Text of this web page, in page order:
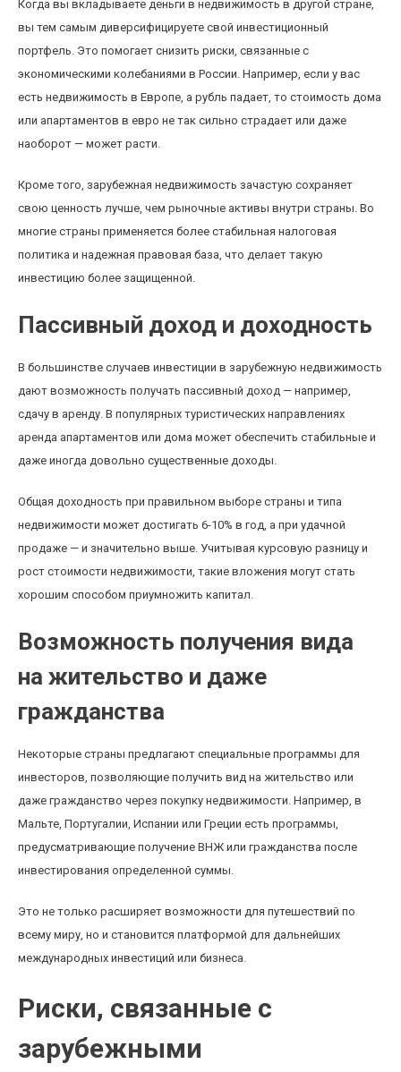
Когда вы вкладываете деньги в недвижимость в другой стране,
вы тем самым диверсифицируете свой инвестиционный
портфель. Это помогает снизить риски, связанные с
экономическими колебаниями в России. Например, если у вас
есть недвижимость в Европе, а рубль падает, то стоимость дома
или апартаментов в евро не так сильно страдает или даже
наоборот — может расти.
Кроме того, зарубежная недвижимость зачастую сохраняет
свою ценность лучше, чем рыночные активы внутри страны. Во
многие страны применяется более стабильная налоговая
политика и надежная правовая база, что делает такую
инвестицию более защищенной.
Пассивный доход и доходность
В большинстве случаев инвестиции в зарубежную недвижимость
дают возможность получать пассивный доход — например,
сдачу в аренду. В популярных туристических направлениях
аренда апартаментов или дома может обеспечить стабильные и
даже иногда довольно существенные доходы.
Общая доходность при правильном выборе страны и типа
недвижимости может достигать 6-10% в год, а при удачной
продаже — и значительно выше. Учитывая курсовую разницу и
рост стоимости недвижимости, такие вложения могут стать
хорошим способом приумножить капитал.
Возможность получения вида
на жительство и даже
гражданства
Некоторые страны предлагают специальные программы для
инвесторов, позволяющие получить вид на жительство или
даже гражданство через покупку недвижимости. Например, в
Мальте, Португалии, Испании или Греции есть программы,
предусматривающие получение ВНЖ или гражданства после
инвестирования определенной суммы.
Это не только расширяет возможности для путешествий по
всему миру, но и становится платформой для дальнейших
международных инвестиций или бизнеса.
Риски, связанные с
зарубежными